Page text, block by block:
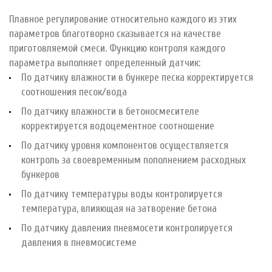
Плавное регулирование относительно каждого из этих
параметров благотворно сказывается на качестве
приготовляемой смеси. Функцию контроля каждого
параметра выполняет определенный датчик:
По датчику влажности в бункере песка корректируется
соотношения песок/вода
По датчику влажности в бетоносмесителе
корректируется водоцементное соотношение
По датчику уровня компонентов осуществляется
контроль за своевременным пополнением расходных
бункеров
По датчику температуры воды контролируется
температура, влияющая на затворение бетона
По датчику давления пневмосети контролируется
давления в пневмосистеме